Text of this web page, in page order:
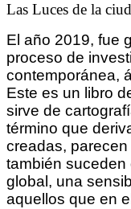
Las Luces de la
El año 2019, fue
proceso de
contemporánea,
Este es un libro
sirve de
término que
creadas,
también suceden
global, una
aquellos que en